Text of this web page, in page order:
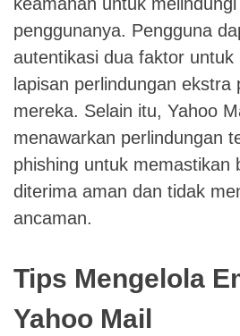
penggunanya. Pengguna
autentikasi dua faktor untuk
lapisan perlindungan ekstra
mereka. Selain itu, Yahoo
menawarkan perlindungan
phishing untuk memastikan
diterima aman dan tidak
ancaman.
Tips Mengelola
Yahoo Mail